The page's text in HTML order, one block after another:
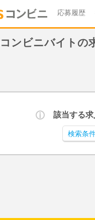
応募履歴
ンビニバイトの
該当する
検索条